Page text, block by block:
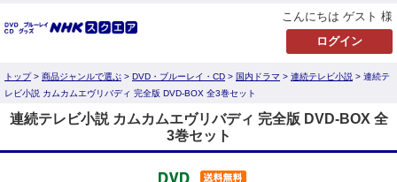
こんにちは ゲスト 様
トップ> 商品ジャンルで選ぶ > DVD・ブルーレイ・CD > 国内ドラマ > 連続テレビ小説 > 連続テ
レビ小説 カムカムエヴリバディ 完全版 DVD-BOX 全3巻セット
連続テレビ小説 カムカムエヴリバディ 完全版 DVD-BOX 全
3巻セット